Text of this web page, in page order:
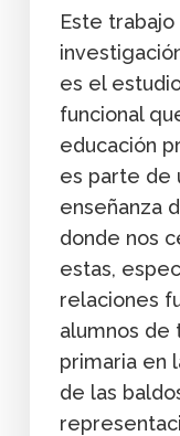
Este
es el
funcional
educación
es parte de
enseñanza
donde nos
estas,
relaciones
alumnos de
primaria en
de las